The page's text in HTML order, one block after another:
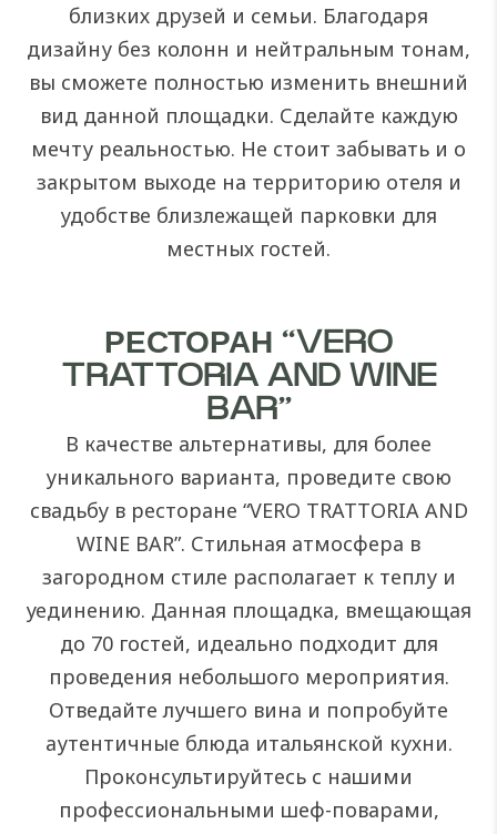
близких друзей и семьи. Благодаря
дизайну без колонн и нейтральным тонам,
вы сможете полностью изменить внешний
вид данной площадки. Сделайте каждую
мечту реальностью. Не стоит забывать и о
закрытом выходе на территорию отеля и
удобстве близлежащей парковки для
местных гостей.
РЕСТОРАН “VERO
TRATTORIA AND WINE
BAR”
В качестве альтернативы, для более
уникального варианта, проведите свою
свадьбу в ресторане “VERO TRATTORIA AND
WINE BAR”. Стильная атмосфера в
загородном стиле располагает к теплу и
уединению. Данная площадка, вмещающая
до 70 гостей, идеально подходит для
проведения небольшого мероприятия.
Отведайте лучшего вина и попробуйте
аутентичные блюда итальянской кухни.
Проконсультируйтесь с нашими
профессиональными шеф-поварами,